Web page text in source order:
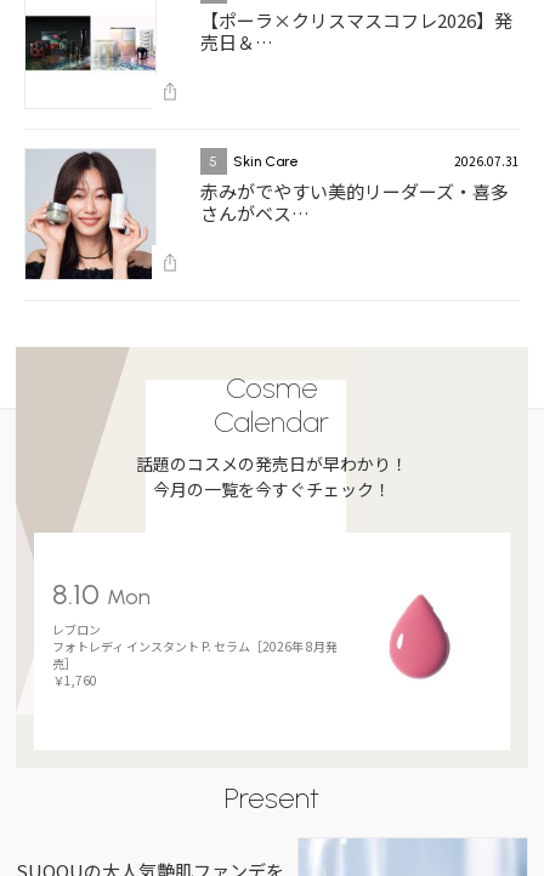
【ポーラ×クリスマスコフレ2026】発
売日＆…
5 Skin Care 2026.07.31
赤みがでやすい美的リーダーズ・喜多
さんがベス…
Cosme
Calendar
話題のコスメの発売日が早わかり！
今月の一覧を今すぐチェック！
8.10 Mon
レブロン
フォトレディ インスタント P. セラム［2026年 8月発
売］
￥1,760
Present
SUQQUの大人気艶肌ファンデを